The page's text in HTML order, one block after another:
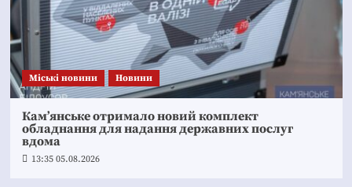
Mіські новини Новини
Кам’янське отримало новий комплект
обладнання для надання державних послуг
вдома
13:35 05.08.2026